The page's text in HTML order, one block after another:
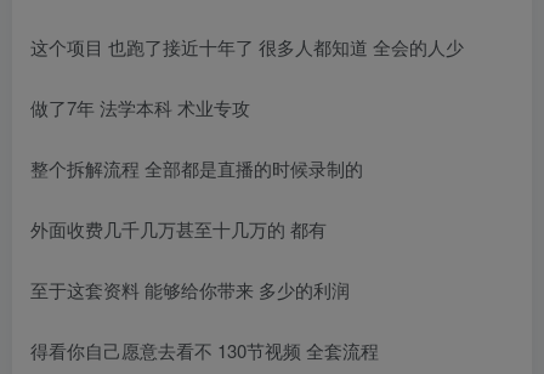
这个项目 也跑了接近十年了 很多人都知道 全会的人少
做了7年 法学本科 术业专攻
整个拆解流程 全部都是直播的时候录制的
外面收费几千几万甚至十几万的 都有
至于这套资料 能够给你带来 多少的利润
得看你自己愿意去看不 130节视频 全套流程